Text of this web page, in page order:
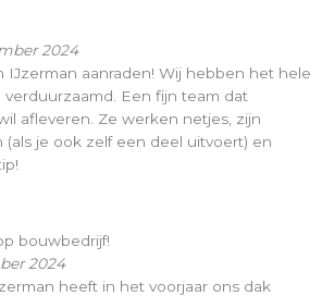
2024
aanraden! Wij hebben het hele
Een fijn team dat
afleveren. Ze werken netjes, zijn
(als je ook zelf een deel uitvoert) en
bouwbedrijf!
2024
heeft in het voorjaar ons dak